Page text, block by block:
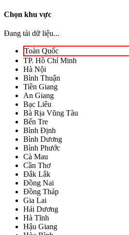
Chọn khu vực
Đang tải dữ liệu...
Toàn Quốc
TP. Hồ Chí Minh
Hà Nội
Bình Thuận
Tiền Giang
An Giang
Bạc Liêu
Bà Rịa Vũng Tàu
Bến Tre
Bình Định
Bình Dương
Bình Phước
Cà Mau
Cần Thơ
Đắk Lắk
Đồng Nai
Đồng Tháp
Gia Lai
Hải Dương
Hà Tĩnh
Hậu Giang